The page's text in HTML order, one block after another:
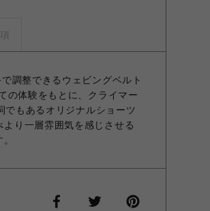
調整できるウェビングベルト
の体験をもとに、クライマー
もあるオリジナルショーツ
り一層雰囲気を感じさせる